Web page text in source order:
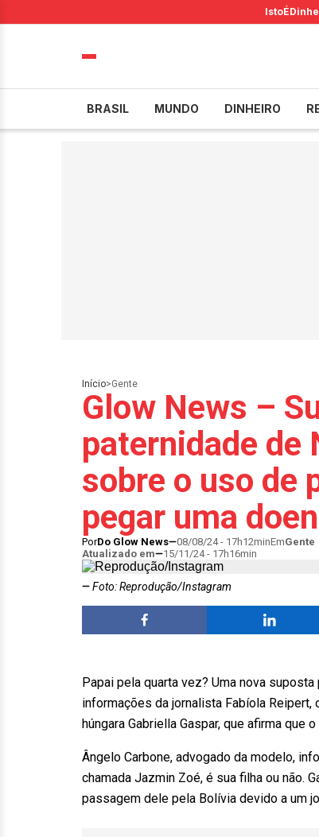
IstoÉ
BRASIL MUNDO DINHEIRO
Início>Gente
Glow News –
paternidade de
sobre o uso de
pegar uma
PorDo Glow News 08/08/24 - 17h12minEmGente
Atualizado em
15/11/24 - 17h16min
Foto: Reprodução/Instagram
Papai pela quarta vez? Uma nova
informações da jornalista Fabíola
húngara Gabriella Gaspar, que afirma que
Ângelo Carbone, advogado da modelo,
chamada Jazmin Zoé, é sua filha ou não.
passagem dele pela Bolívia devido a um